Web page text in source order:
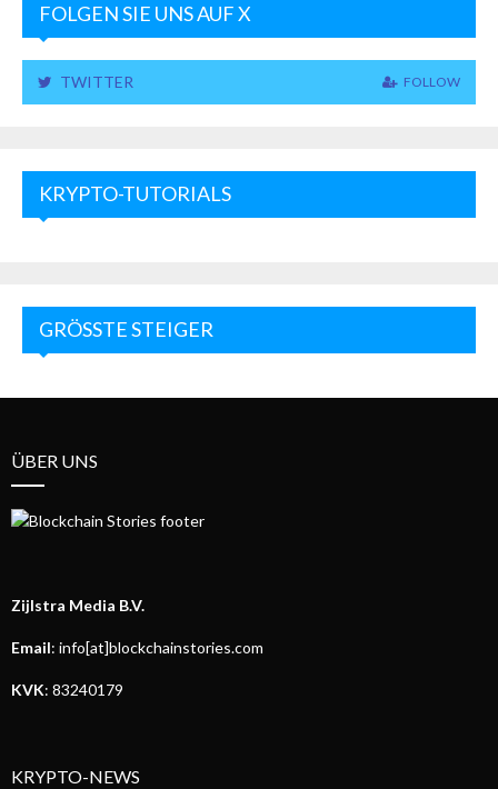
FOLGEN SIE UNS AUF X
TWITTER FOLLOW
KRYPTO-TUTORIALS
GRÖSSTE STEIGER
ÜBER UNS
Zijlstra Media B.V.
Email: info[at]blockchainstories.com
KVK: 83240179
KRYPTO-NEWS